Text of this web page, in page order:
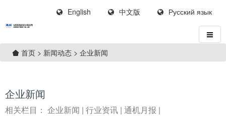
English 中文版 Русский язык
首页 > 新闻动态 > 企业新闻
企业新闻
相关栏目： 企业新闻 | 行业资讯 | 通机月报 |